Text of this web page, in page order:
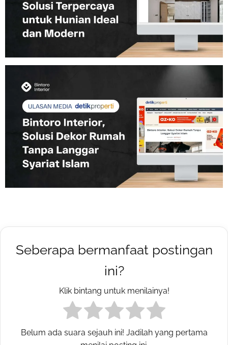
Seberapa bermanfaat postingan
ini?
Klik bintang untuk menilainya!
Belum ada suara sejauh ini! Jadilah yang pertama